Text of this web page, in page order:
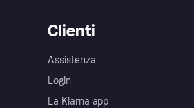
Clienti
Assistenza
Login
La Klarna app